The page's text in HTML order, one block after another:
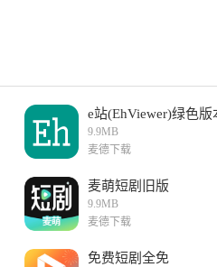
9.9MB
麦德下载
麦萌短剧旧版
9.9MB
麦德下载
免费短剧全免